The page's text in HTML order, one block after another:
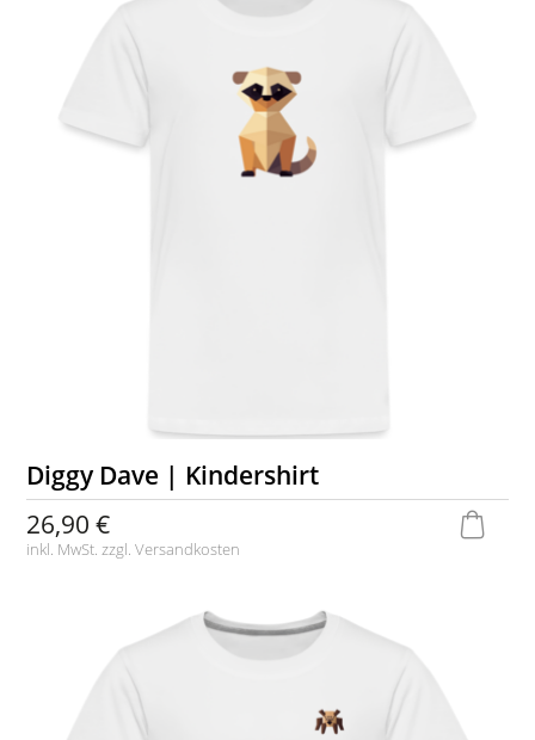
Diggy Dave | Kindershirt
26,90 €
inkl. MwSt. zzgl.Versandkosten